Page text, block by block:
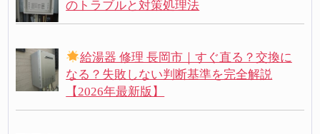
のトラブルと対策処理法
給湯器 修理 長岡市｜すぐ直る？交換に
なる？失敗しない判断基準を完全解説
【2026年最新版】